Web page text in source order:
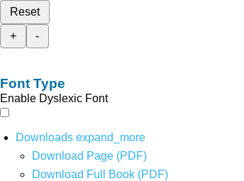
Reset
+
-
Font Type
Enable Dyslexic Font
Downloads expand_more
Download Page (PDF)
Download Full Book (PDF)